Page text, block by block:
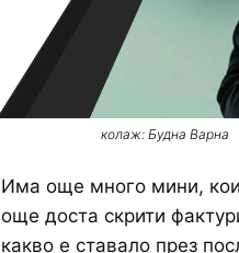
колаж: Будна Варна
Има още много мини,
още доста скрити
какво е ставало през